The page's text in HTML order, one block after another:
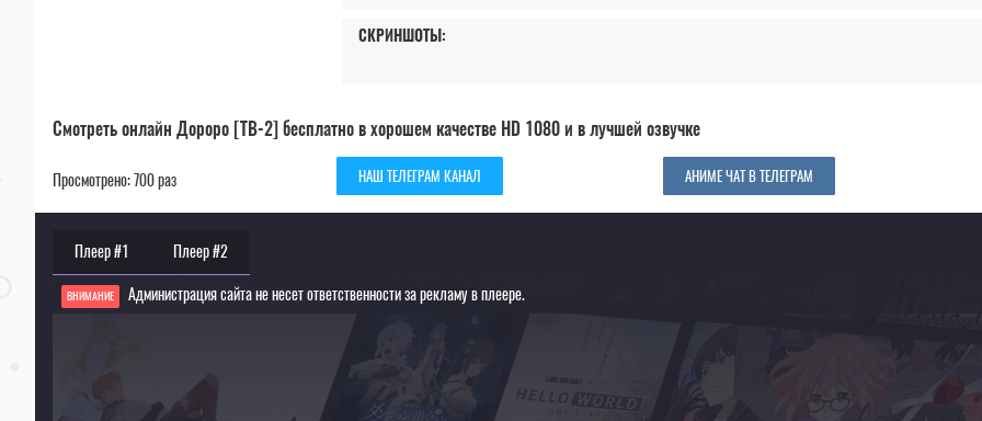
СКРИНШОТЫ:
Смотреть онлайн Дороро [ТВ-2] бесплатно в хорошем качестве HD 1080 и в лучшей озвучке
Просмотрено: 700 раз НАШ ТЕЛЕГРАМ КАНАЛ АНИМЕ ЧАТ В ТЕЛЕГРАМ
Плеер #1 Плеер #2
ВНИМАНИЕ
Администрация сайта не несет ответственности за рекламу в плеере.
Для просмотра некоторых аниме необходимо установить VPN
Текущее воспроизведение：Дороро [ТВ-2]